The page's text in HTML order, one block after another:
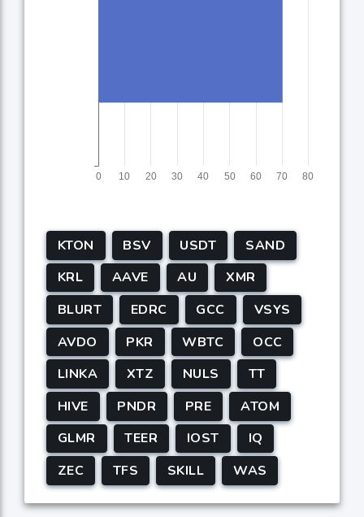
KTON BSV USDT
SAND
KRL
AAVE AU
XMR
BLURT
EDRC GCC
VSYS
AVDO
PKR WBTC
OCC
LINKA
XTZ NULS
TT
HIVE
PNDR PRE
ATOM
GLMR
TEER IOST
IQ
ZEC
TFS SKILL WAS